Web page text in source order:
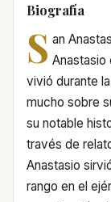
Biografía
S an
Anastasio
vivió durante
mucho sobre
su notable
través de
Anastasio
rango en el